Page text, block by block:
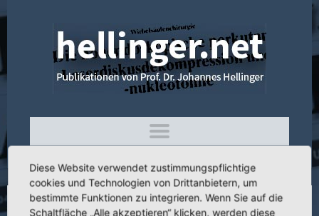
Diese Website verwendet zustimmungspflichtige
cookies und Technologien von Drittanbietern, um
bestimmte Funktionen zu integrieren. Wenn Sie auf die
Schaltfläche „Alle akzeptieren“ klicken, werden diese